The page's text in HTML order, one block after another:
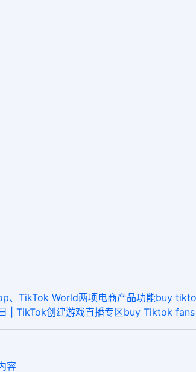
、TikTok World两项电商产品功能buy
日 | TikTok创建游戏直播专区buy Tiktok
容